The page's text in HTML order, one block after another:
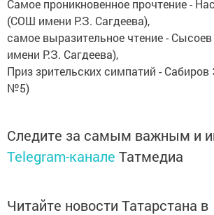
Самое проникновенное прочтение -
(СОШ имени Р.З. Сагдеева),
самое выразительное чтение -
имени Р.З. Сагдеева),
Приз зрительских симпатий -
№5)
Следите за самым важным и
Telegram-канале Татмедиа
Читайте новости Татарстана в